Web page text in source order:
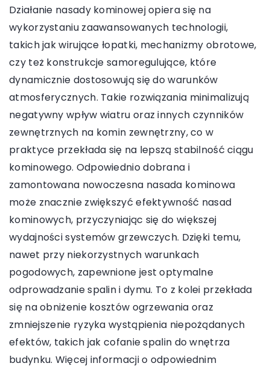
Działanie nasady kominowej opiera się na
wykorzystaniu zaawansowanych technologii,
takich jak wirujące łopatki, mechanizmy obrotowe,
czy też konstrukcje samoregulujące, które
dynamicznie dostosowują się do warunków
atmosferycznych. Takie rozwiązania minimalizują
negatywny wpływ wiatru oraz innych czynników
zewnętrznych na komin zewnętrzny, co w
praktyce przekłada się na lepszą stabilność ciągu
kominowego. Odpowiednio dobrana i
zamontowana nowoczesna nasada kominowa
może znacznie zwiększyć efektywność nasad
kominowych, przyczyniając się do większej
wydajności systemów grzewczych. Dzięki temu,
nawet przy niekorzystnych warunkach
pogodowych, zapewnione jest optymalne
odprowadzanie spalin i dymu. To z kolei przekłada
się na obniżenie kosztów ogrzewania oraz
zmniejszenie ryzyka wystąpienia niepożądanych
efektów, takich jak cofanie spalin do wnętrza
budynku. Więcej informacji o odpowiednim